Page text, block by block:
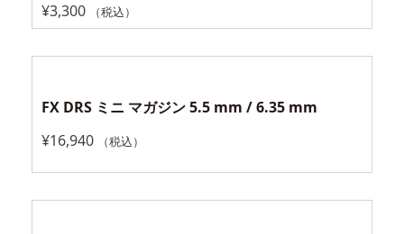
¥3,300 （税込）
FX DRS ミニ マガジン 5.5 mm / 6.35 mm
¥16,940 （税込）